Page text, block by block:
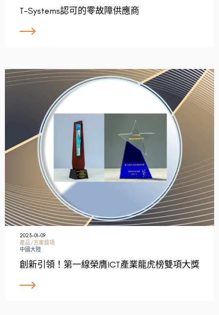
T-Systems認可的零故障供應商
2023-01-09
產品/方案獎項
中國大陸
創新引領！第一線榮膺ICT產業龍虎榜雙項大獎